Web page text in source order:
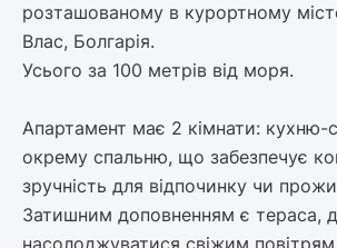
розташованому в курортному
Влас, Болгарія.
Усього за 100 метрів від моря.
Апартамент має 2 кімнати: кухню-
окрему спальню, що забезпечує
зручність для відпочинку чи
Затишним доповненням є тераса,